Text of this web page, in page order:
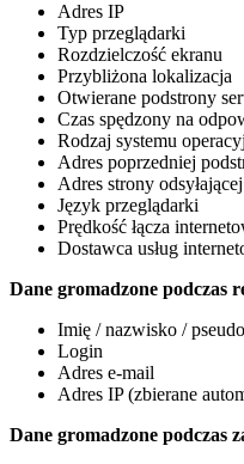
Adres IP
Typ przeglądarki
Rozdzielczość ekranu
Przybliżona lokalizacja
Otwierane podstrony
Czas spędzony na
Rodzaj systemu
Adres poprzedniej
Adres strony odsyłającej
Język przeglądarki
Prędkość łącza
Dostawca usług
Dane gromadzone podczas
Imię / nazwisko /
Login
Adres e-mail
Adres IP (zbierane
Dane gromadzone podczas